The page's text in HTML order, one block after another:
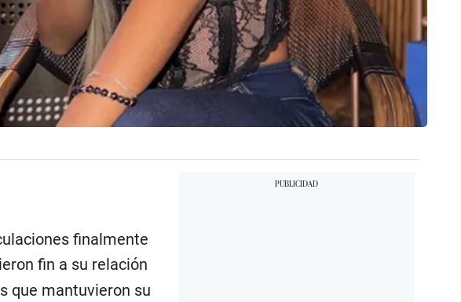
finalmente
fin a su relación
que mantuvieron su